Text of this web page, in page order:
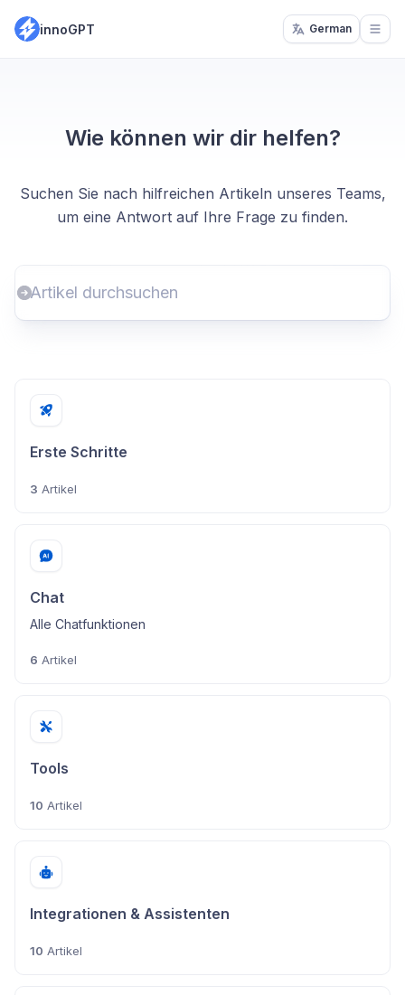
innoGPT German
Wie können wir dir helfen?
Suchen Sie nach hilfreichen Artikeln unseres Teams,
um eine Antwort auf Ihre Frage zu finden.
Erste Schritte
3 Artikel
Chat
Alle Chatfunktionen
6 Artikel
Tools
10 Artikel
Integrationen & Assistenten
10 Artikel